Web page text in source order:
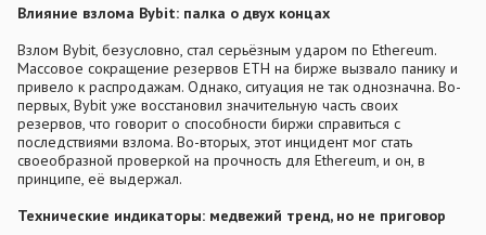
Влияние взлома Bybit: палка о двух концах
Взлом Bybit, безусловно, стал серьёзным ударом по Ethereum.
Массовое сокращение резервов ETH на бирже вызвало панику и
привело к распродажам. Однако, ситуация не так однозначна. Во-
первых, Bybit уже восстановил значительную часть своих
резервов, что говорит о способности биржи справиться с
последствиями взлома. Во-вторых, этот инцидент мог стать
своеобразной проверкой на прочность для Ethereum, и он, в
принципе, её выдержал.
Технические индикаторы: медвежий тренд, но не приговор